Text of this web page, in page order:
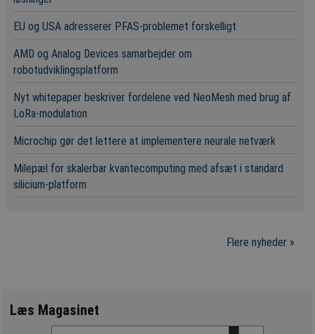
EU og USA adresserer PFAS-problemet forskelligt
AMD og Analog Devices samarbejder om
robotudviklingsplatform
Nyt whitepaper beskriver fordelene ved NeoMesh med brug af
LoRa-modulation
Microchip gør det lettere at implementere neurale netværk
Milepæl for skalerbar kvantecomputing med afsæt i standard
silicium-platform
Flere nyheder »
Læs Magasinet